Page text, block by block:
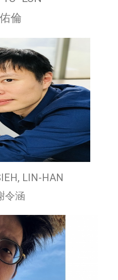
倫
LIN-HAN
令涵